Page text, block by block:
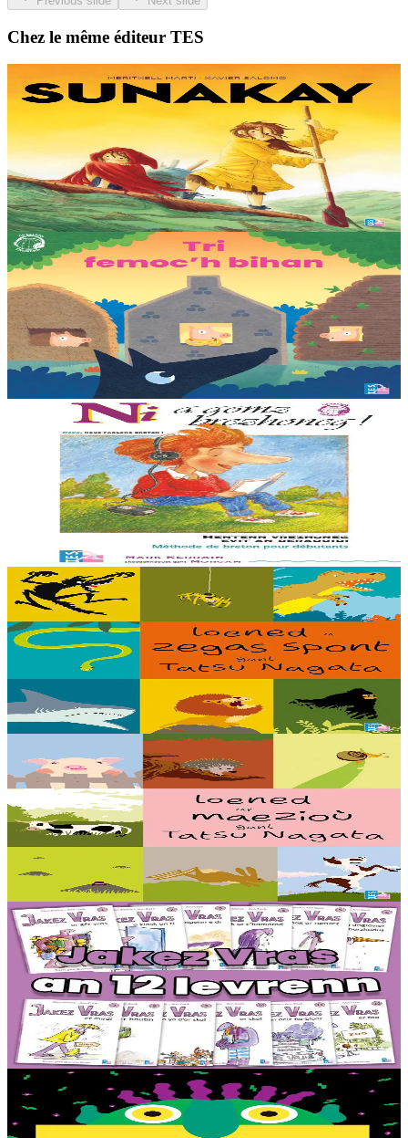
Chez le même éditeur TES
TES
Sunakay
La mer est devenue une immense décharge dépourvue de vie sous-
marine. Deux soeurs survivent sur une île de plastique, au milieu des
déchets. Mais un évènement...
En stock25,00 €
3 ans et plus
TES
Les trois petits cochons
Il était une fois trois joyeux petits cochons qui vivaient avec leurs
parents. Il était temps pour chacun d’avoir sa propre maison ! Cette
collection propose...
12,00 €
11 ans et plus
Ni a gomz brezhoneg (méthode de langue)
Méthode de breton pour les débutants du lycée. Sans CD : un code
dans le livre permet d’écouter les enregistrements en ligne.
Troisième édition.
23,00 €
5 ans et plus
TES
Les Bêtes qui font peur
Elles sont carnivores, elles creusent des pièges, elles rugissent ou
elles voient dans la nuit… Elles font toutes trembler petits et grands :
voici les bêtes...
En stock16,00 €
TES
Les Bêtes de la campagne
Elles glapissent, elles mangent de l’herbe, elles hibernent, elles
vivent sous la terre ou elles pondent des œufs : voici les bêtes de la
campagne présentées...
16,00 €
6 ans et plus
TES
Monster - Collection complète (12 livres)
Une collection de 12 histoires courtes, faciles à lire seul. La vie
quotidienne de Jakez Vras, un géant ami des enfants, raconté avec
des phrases courtes et un vocabulaire simple....
En stock44,00 €
2 ans et plus
TES
Go away, big green Monster!